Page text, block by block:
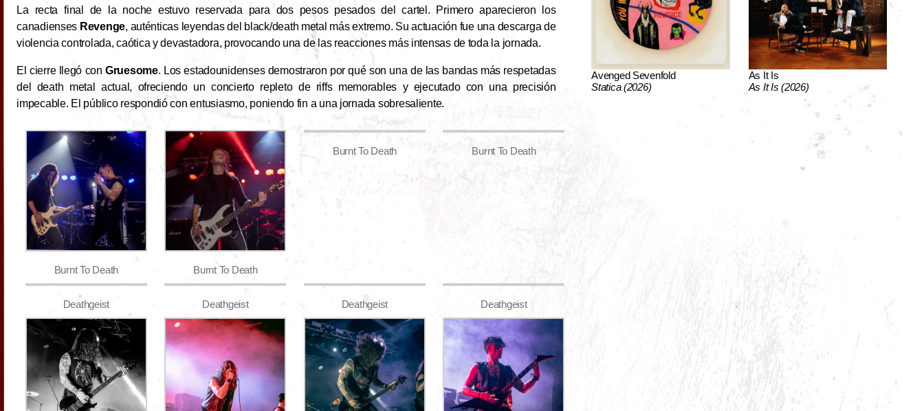
La recta final de la noche estuvo reservada para dos pesos pesados del cartel. Primero aparecieron los
canadienses Revenge, auténticas leyendas del black/death metal más extremo. Su actuación fue una descarga de
violencia controlada, caótica y devastadora, provocando una de las reacciones más intensas de toda la jornada.
El cierre llegó con Gruesome. Los estadounidenses demostraron por qué son una de las bandas más respetadas
del death metal actual, ofreciendo un concierto repleto de riffs memorables y ejecutado con una precisión
impecable. El público respondió con entusiasmo, poniendo fin a una jornada sobresaliente.
Burnt To Death Burnt To Death
Burnt To Death Burnt To Death
Deathgeist Deathgeist Deathgeist Deathgeist
Avenged Sevenfold
Statica (2026)
As It Is
As It Is (2026)